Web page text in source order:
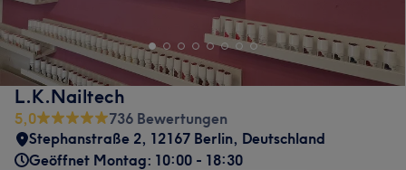
L.K.Nailtech
5,0
736 Bewertungen
Stephanstraße 2, 12167 Berlin, Deutschland
Geöffnet Montag: 10:00 - 18:30